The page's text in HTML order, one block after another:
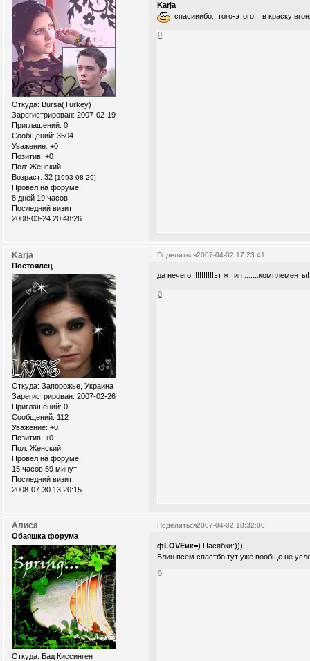
Откуда: Bursa(Turkey)
Зарегистрирован: 2007-02-19
Приглашений: 0
Сообщений: 3504
Уважение: +0
Позитив: +0
Пол: Женский
Возраст: 32 [1993-08-29]
Провел на форуме:
8 дней 19 часов
Последний визит:
2008-03-24 20:48:26
Karja
спасииибо...того-этого... в краску
0
Поделиться2007-04-02 17:23:41
Karja
Постоялец
Откуда: Запорожье, Украина
Зарегистрирован: 2007-02-26
Приглашений: 0
Сообщений: 112
Уважение: +0
Позитив: +0
Пол: Женский
Провел на форуме:
15 часов 59 минут
Последний визит:
2008-07-30 13:20:15
да нечего!!!!!!!!!!!эт ж тип
0
Поделиться2007-04-02 18:32:00
Алиса
Обаяшка форума
Откуда: Бад Киссинген
фLOVEик=)Пасябки:)))
Блин всем спастбо,тут уже вообще не
0